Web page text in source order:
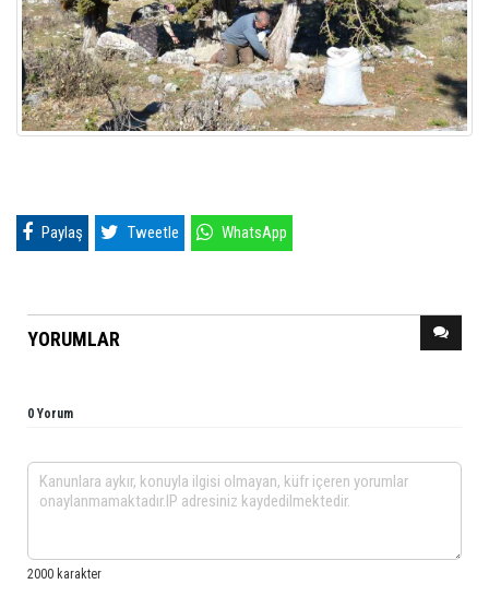
Paylaş Tweetle WhatsApp
YORUMLAR
0 Yorum